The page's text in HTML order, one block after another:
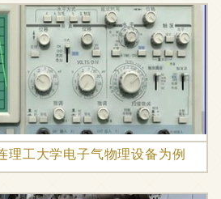
工大学电子气物理设备为例